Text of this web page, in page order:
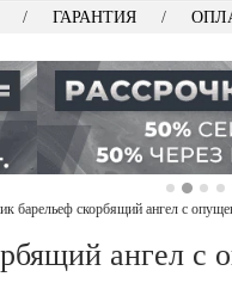
ГАРАНТИЯ
барельеф скорбящий ангел с
ангел с